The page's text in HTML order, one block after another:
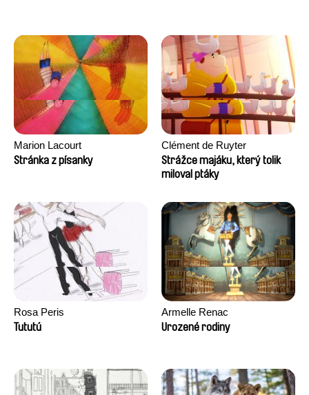
Marion Lacourt
Stránka z písanky
Clément de Ruyter
Strážce majáku, který tolik
miloval ptáky
Rosa Peris
Tututú
Armelle Renac
Urozené rodiny